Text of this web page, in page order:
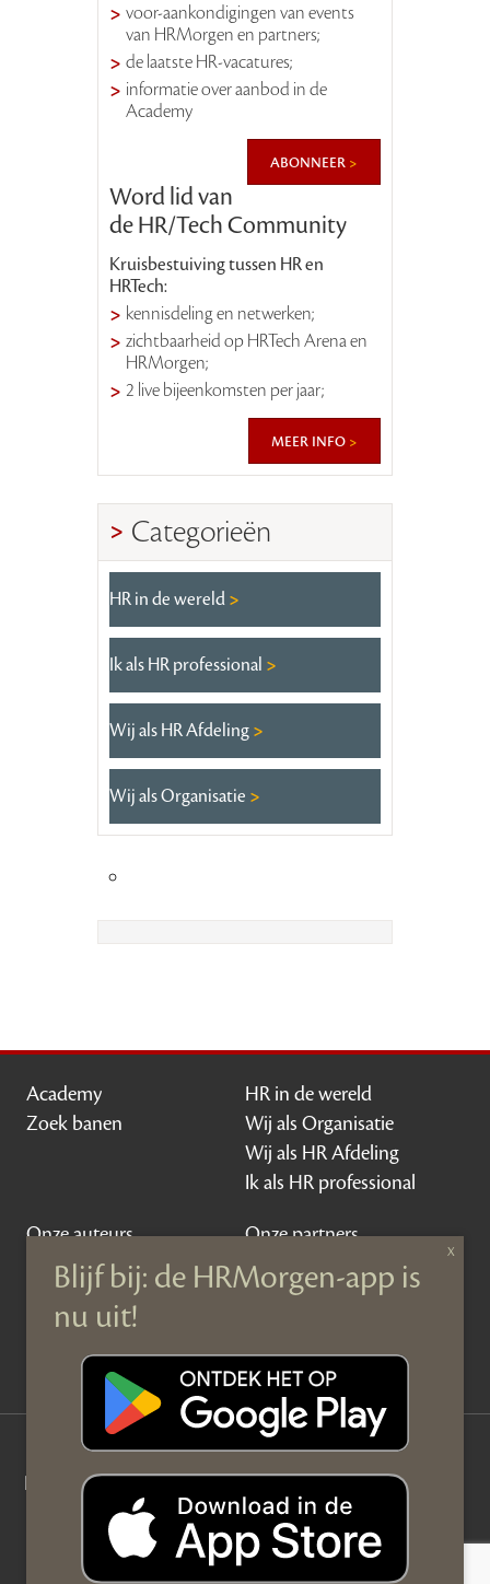
voor-aankondigingen van events
van HRMorgen en partners;
de laatste HR-vacatures;
informatie over aanbod in de
Academy
abonneer
Word lid van
de HR/Tech Community
Kruisbestuiving tussen HR en
HRTech:
kennisdeling en netwerken;
zichtbaarheid op HRTech Arena en
HRMorgen;
2 live bijeenkomsten per jaar;
meer info
Categorieën
HR in de wereld
Ik als HR professional
Wij als HR Afdeling
Wij als Organisatie
Academy
Zoek banen
HR in de wereld
Wij als Organisatie
Wij als HR Afdeling
Ik als HR professional
Onze auteurs
Onze partners
Sponsoring
Over HRMorgen
HRMorgen.nl 2026©